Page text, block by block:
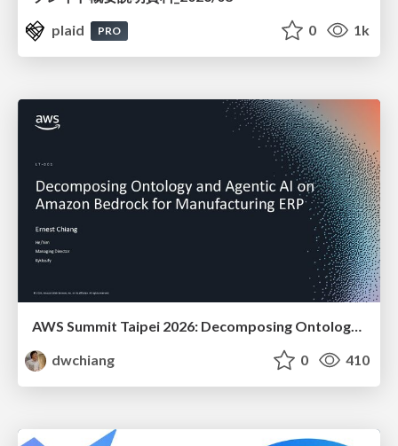
plaid
PRO 0 1k
AWS Summit Taipei 2026: Decomposing Ontology and Agentic AI - Using Amazon Bedrock to Bring Living Water to Manufacturing ERP
dwchiang
0 410